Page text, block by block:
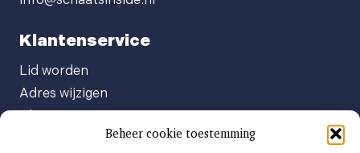
Beheer cookie toestemming
Klantenservice
Lid worden
Adres wijzigen
Abonnement opzeggen